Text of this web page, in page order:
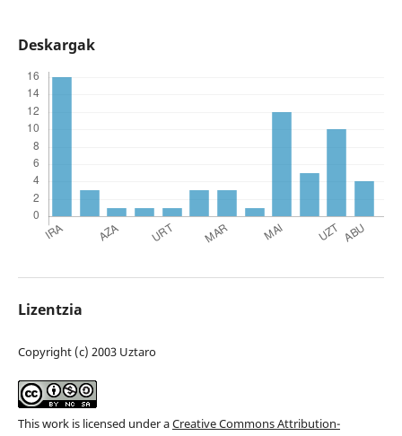
Deskargak
Lizentzia
Copyright (c) 2003 Uztaro
This work is licensed under aCreative Commons Attribution-